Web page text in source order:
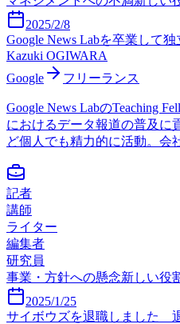
2025/2/8
Google News Labを卒業して
Kazuki OGIWARA
Google
フリーランス
Google News LabのTeaching
におけるデータ報道の普及に
ど個人でも精力的に活動。会
記者
講師
ライター
編集者
研究員
事業・方針への懸念新しい役
2025/1/25
サイボウズを退職しました